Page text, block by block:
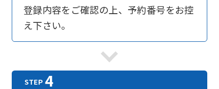
登録内容をご確認の上、予約番号をお控
え下さい。